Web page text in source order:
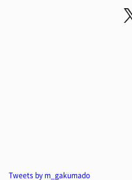
Tweets by m_gakumado